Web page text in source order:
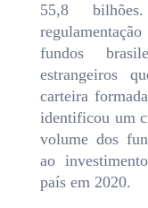
55,8
fundos
estrangeiros
carteira
identificou um
volume dos
ao
país em 2020.